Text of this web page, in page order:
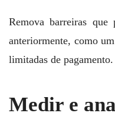
Remova barreiras que
anteriormente, como
limitadas de pagamento.
Medir e